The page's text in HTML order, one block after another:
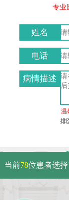
专业
姓名
电话
病情描述
温
排
当前78位患者选择